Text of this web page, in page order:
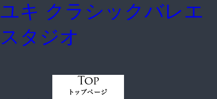
ユキ クラシックバレエ
スタジオ